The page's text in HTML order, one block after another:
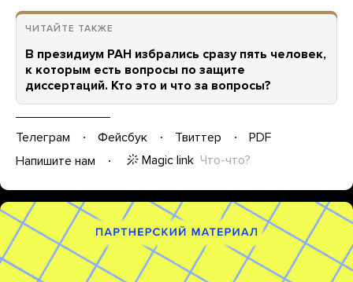
ЧИТАЙТЕ ТАКЖЕ
В президиум РАН избрались сразу пять человек,
к которым есть вопросы по защите
диссертаций. Кто это и что за вопросы?
Телеграм Фейсбук Твиттер
PDF
Напишите нам
Magic link Что-что?